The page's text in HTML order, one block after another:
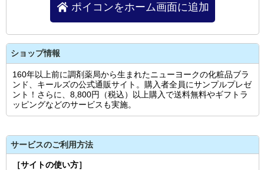
ポイコンをホーム画面に追加
ショップ情報
160年以上前に調剤薬局から生まれたニューヨークの化粧品ブラ
ンド、キールズの公式通販サイト。購入者全員にサンプルプレゼ
ント！さらに、8,800円（税込）以上購入で送料無料やギフトラ
ッピングなどのサービスも実施。
サービスのご利用方法
［サイトの使い方］